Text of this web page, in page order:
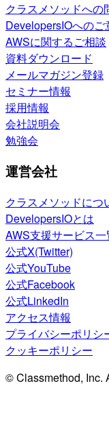
クラスメソッドへの
DevelopersIOへのご
AWSに関するご相談
資料ダウンロード
メールマガジン登録
セミナー情報
採用情報
会社説明会
勉強会
運営会社
クラスメソッドにつ
DevelopersIOとは
AWS支援サービス一
公式X(Twitter)
公式YouTube
公式Facebook
公式LinkedIn
アクセス情報
プライバシーポリシ
クッキーポリシー
© Classmethod, Inc.